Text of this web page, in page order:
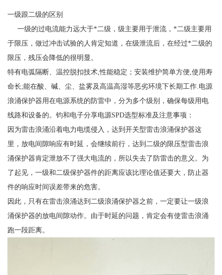
一级跟二级的区别
一级的过电流能力远大于*二级，级主要用于泄流，*二级主要用
于限压，做过冲击试验的人肯定知道，在级泄流后，在经过*二级的
限压，残压会降低的很明显。
特有电弧隔断、温控脱扣技术,性能稳定；安装维护简单方便,使用寿
命长;能在酸、碱、尘、盐雾及高温高湿等恶劣环境下长期工作.电源
浪涌保护器用在电源系统的防雷中，分为多个级别，确保每级用电
线路和设备的。钧和电子分享电源SPD选型标准及注意事项：
因为雷击浪涌沿着电力电缆侵入，达到开关型雷击浪涌保护器这
里，放电间隙响应有时延，会继续前行，达到二级的限压型雷击浪
涌保护器肯定泄放不了强大电流的，所以失去了防雷击的意义。为
了起见，一级和二级保护器件的距离应该比理论值还要大，防止器
件的响应时间误差带来的危害。
因此，只有在雷击浪涌达到二级浪涌保护器之前，一定要让一级浪
涌保护器的放电间隙动作。由于时延的问题，肯定会有使雷击浪涌
跑一段距离。